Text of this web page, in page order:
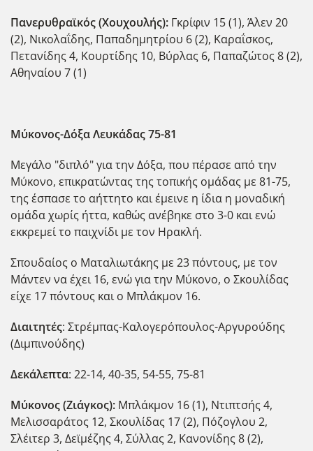
Πανερυθραϊκός (Χουχουλής): Γκρίφιν 15 (1), Άλεν 20
(2), Νικολαΐδης, Παπαδημητρίου 6 (2), Καραΐσκος,
Πετανίδης 4, Κουρτίδης 10, Βύρλας 6, Παπαζώτος 8 (2),
Αθηναίου 7 (1)
Μύκονος-Δόξα Λευκάδας 75-81
Μεγάλο "διπλό" για την Δόξα, που πέρασε από την
Μύκονο, επικρατώντας της τοπικής ομάδας με 81-75,
της έσπασε το αήττητο και έμεινε η ίδια η μοναδική
ομάδα χωρίς ήττα, καθώς ανέβηκε στο 3-0 και ενώ
εκκρεμεί το παιχνίδι με τον Ηρακλή.
Σπουδαίος ο Ματαλιωτάκης με 23 πόντους, με τον
Μάντεν να έχει 16, ενώ για την Μύκονο, ο Σκουλίδας
είχε 17 πόντους και ο Μπλάκμον 16.
Διαιτητές: Στρέμπας-Καλογερόπουλος-Αργυρούδης
(Διμπινούδης)
Δεκάλεπτα: 22-14, 40-35, 54-55, 75-81
Μύκονος (Ζιάγκος): Μπλάκμον 16 (1), Ντιπτσής 4,
Μελισσαράτος 12, Σκουλίδας 17 (2), Πόζογλου 2,
Σλέιτερ 3, Δεϊμέζης 4, Σύλλας 2, Κανονίδης 8 (2),